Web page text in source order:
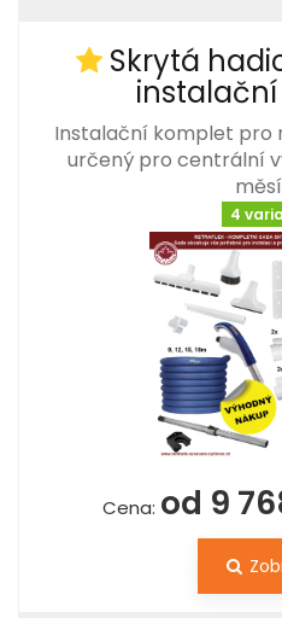
Skrytá
Instalační komplet pro
určený pro centrální
4
Cena: od 9